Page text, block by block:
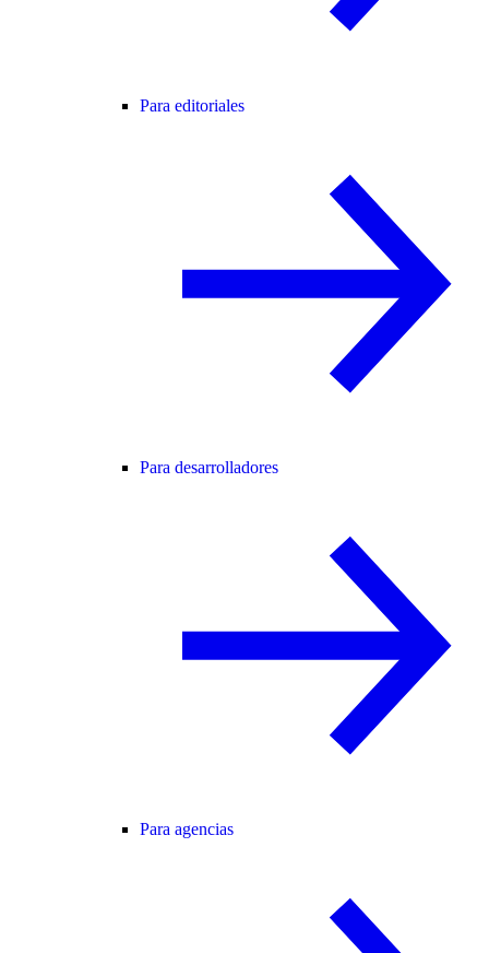
Para editoriales
Para desarrolladores
Para agencias